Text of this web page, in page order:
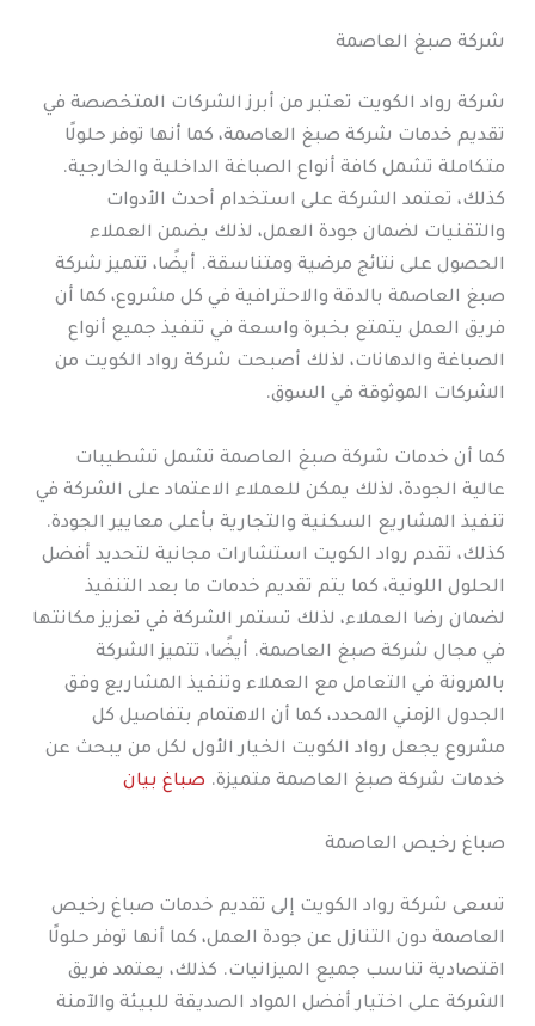
شركة صبغ العاصمة
شركة رواد الكويت تعتبر من أبرز الشركات المتخصصة في
تقديم خدمات شركة صبغ العاصمة، كما أنها توفر حلولًا
متكاملة تشمل كافة أنواع الصباغة الداخلية والخارجية.
كذلك، تعتمد الشركة على استخدام أحدث الأدوات
والتقنيات لضمان جودة العمل، لذلك يضمن العملاء
الحصول على نتائج مرضية ومتناسقة. أيضًا، تتميز شركة
صبغ العاصمة بالدقة والاحترافية في كل مشروع، كما أن
فريق العمل يتمتع بخبرة واسعة في تنفيذ جميع أنواع
الصباغة والدهانات، لذلك أصبحت شركة رواد الكويت من
الشركات الموثوقة في السوق.
كما أن خدمات شركة صبغ العاصمة تشمل تشطيبات
عالية الجودة، لذلك يمكن للعملاء الاعتماد على الشركة في
تنفيذ المشاريع السكنية والتجارية بأعلى معايير الجودة.
كذلك، تقدم رواد الكويت استشارات مجانية لتحديد أفضل
الحلول اللونية، كما يتم تقديم خدمات ما بعد التنفيذ
لضمان رضا العملاء، لذلك تستمر الشركة في تعزيز مكانتها
في مجال شركة صبغ العاصمة. أيضًا، تتميز الشركة
بالمرونة في التعامل مع العملاء وتنفيذ المشاريع وفق
الجدول الزمني المحدد، كما أن الاهتمام بتفاصيل كل
مشروع يجعل رواد الكويت الخيار الأول لكل من يبحث عن
خدمات شركة صبغ العاصمة متميزة. صباغ بيان
صباغ رخيص العاصمة
تسعى شركة رواد الكويت إلى تقديم خدمات صباغ رخيص
العاصمة دون التنازل عن جودة العمل، كما أنها توفر حلولًا
اقتصادية تناسب جميع الميزانيات. كذلك، يعتمد فريق
الشركة على اختيار أفضل المواد الصديقة للبيئة والآمنة